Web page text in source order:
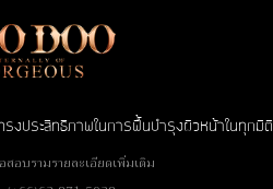
งประสิทธิภาพในการฟื้นบำรุงผิวหน้าในทุกมิติ
อบรามรายละเอียดเพิ่มเติม